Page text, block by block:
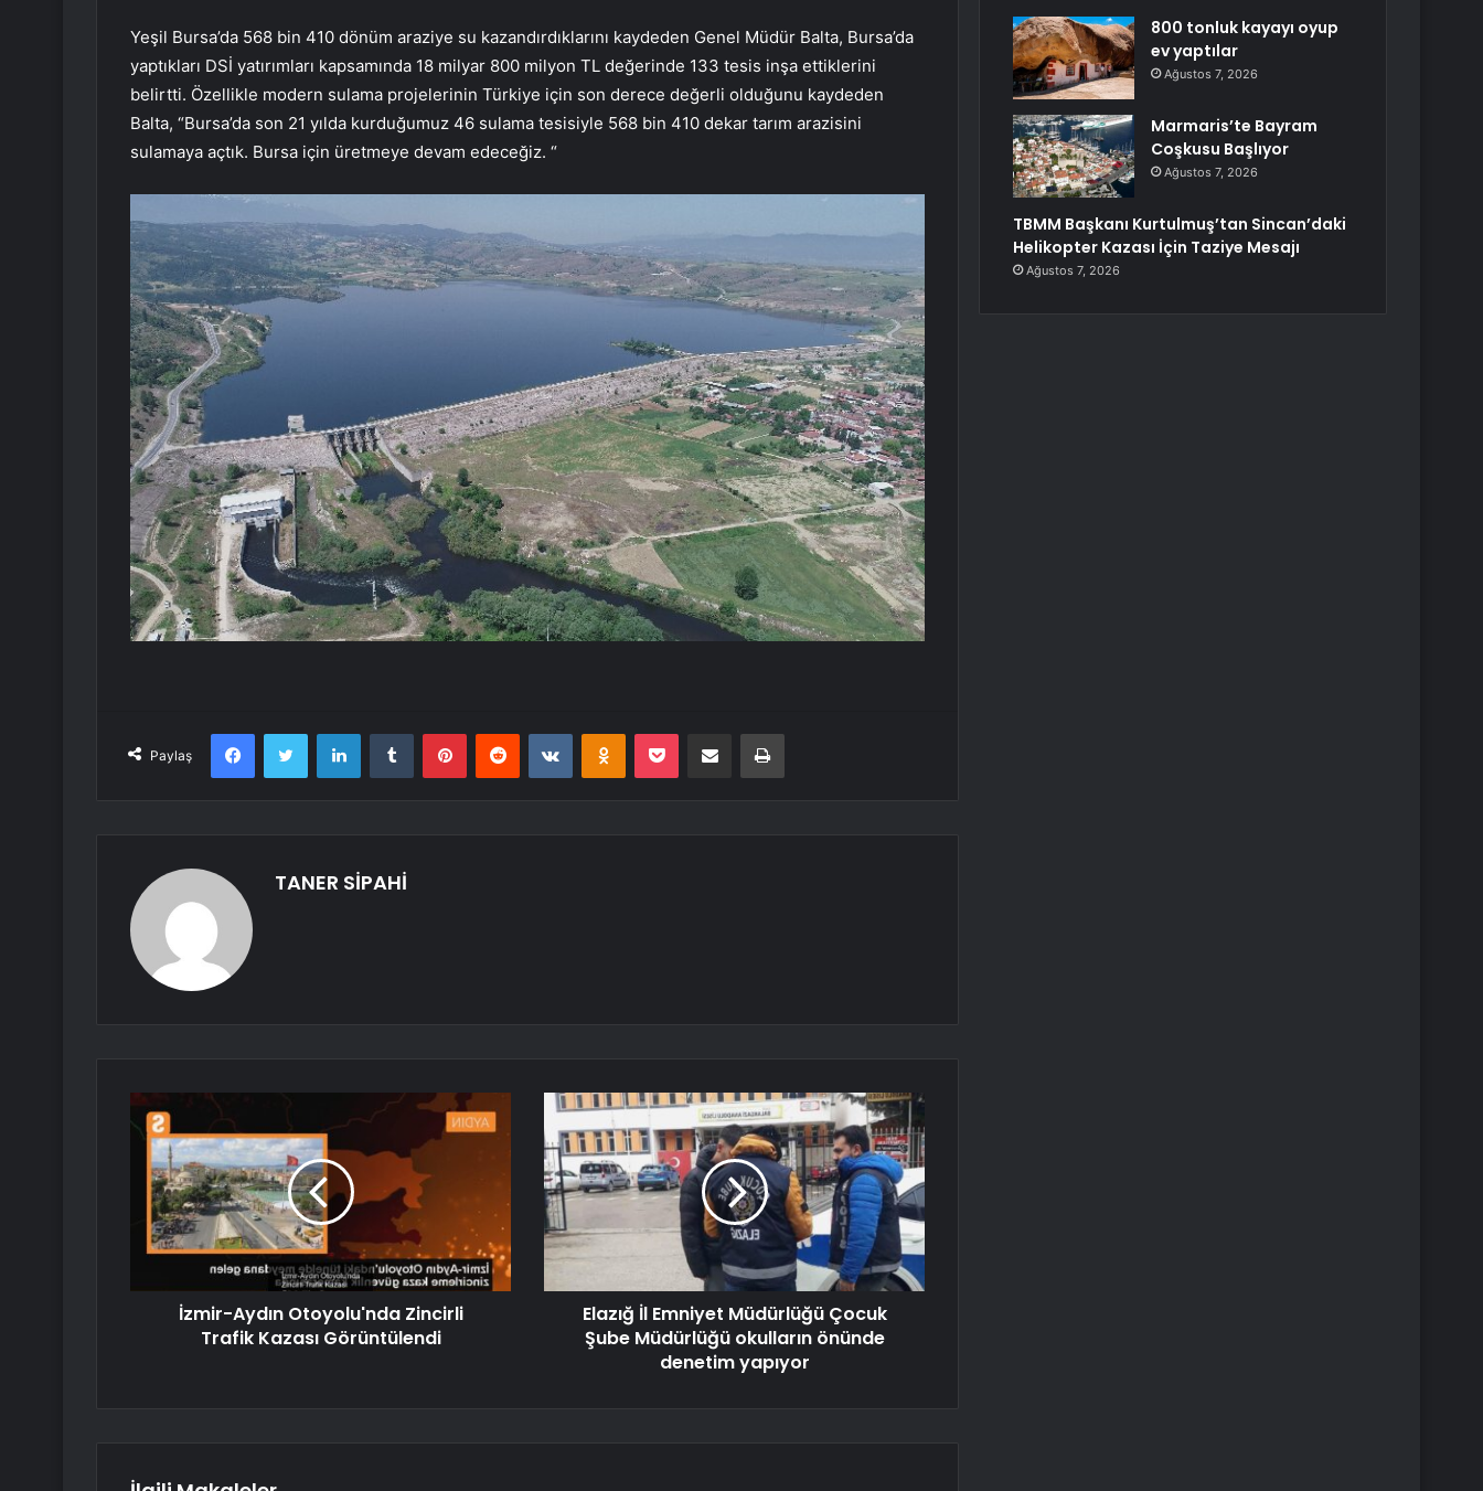
Yeşil Bursa’da 568 bin 410 dönüm araziye su kazandırdıklarını kaydeden Genel Müdür Balta, Bursa’da
yaptıkları DSİ yatırımları kapsamında 18 milyar 800 milyon TL değerinde 133 tesis inşa ettiklerini
belirtti. Özellikle modern sulama projelerinin Türkiye için son derece değerli olduğunu kaydeden
Balta, “Bursa’da son 21 yılda kurduğumuz 46 sulama tesisiyle 568 bin 410 dekar tarım arazisini
sulamaya açtık. Bursa için üretmeye devam edeceğiz. “
Paylaş
FacebookTwitter LinkedInTumblr PinterestReddit VKontakteOdnoklassniki
Pocket E-Posta ile paylaş Yazdır
TANER SİPAHİ
İzmir-Aydın Otoyolu'nda Zincirli
Trafik Kazası Görüntülendi
Elazığ İl Emniyet Müdürlüğü Çocuk
Şube Müdürlüğü okulların önünde
denetim yapıyor
800 tonluk kayayı oyup
ev yaptılar
Ağustos 7, 2026
Marmaris’te Bayram
Coşkusu Başlıyor
Ağustos 7, 2026
TBMM Başkanı Kurtulmuş’tan Sincan’daki
Helikopter Kazası İçin Taziye Mesajı
Ağustos 7, 2026